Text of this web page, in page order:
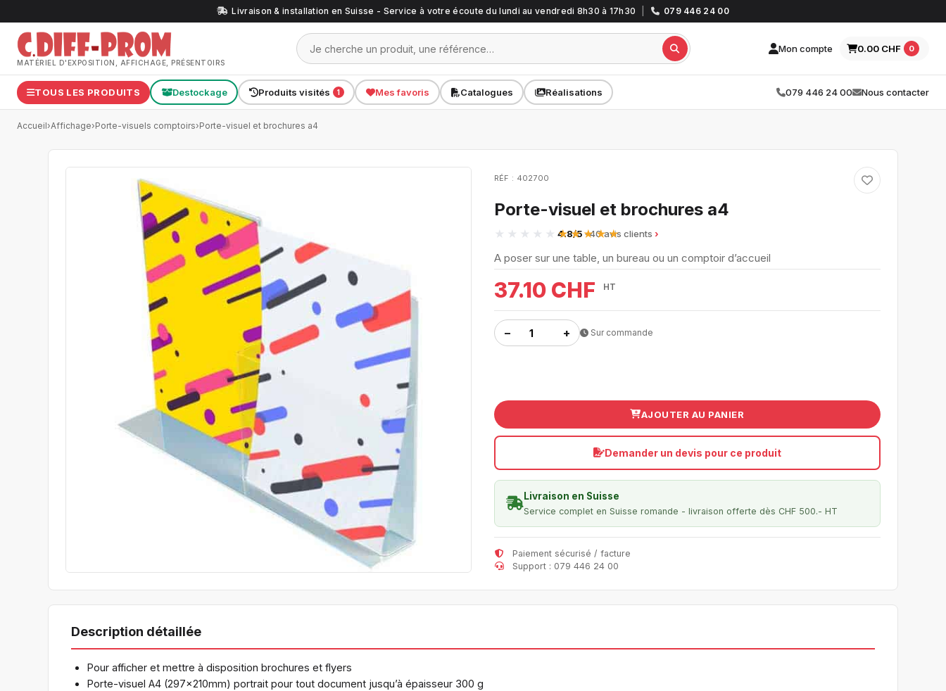
Livraison & installation en Suisse - Service à votre écoute du lundi au vendredi 8h30 à 17h30 079 446 24 00
MATÉRIEL D'EXPOSITION, AFFICHAGE, PRÉSENTOIRS
Mon compte 0.00 CHF 0
TOUS LES PRODUITS Destockage Produits visités 1 Mes favoris Catalogues Réalisations 079 446 24 00 Nous contacter
Accueil›Affichage›Porte-visuels comptoirs›Porte-visuel et brochures a4
RÉF : 402700
Porte-visuel et brochures a4
4.8/5· 40 avis clients
A poser sur une table, un bureau ou un comptoir d’accueil
37.10 CHF HT
− + Sur commande
AJOUTER AU PANIER
Demander un devis pour ce produit
Livraison en Suisse
Service complet en Suisse romande - livraison offerte dès CHF 500.- HT
Paiement sécurisé / facture
Support : 079 446 24 00
Description détaillée
Pour afficher et mettre à disposition brochures et flyers
Porte-visuel A4 (297x210mm) portrait pour tout document jusqu’à épaisseur 300 g